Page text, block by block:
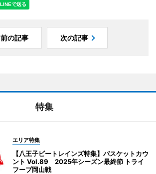
前の記事 次の記事
特集
エリア特集
【八王子ビートレインズ特集】バスケットカウ
ント Vol.89 2025年シーズン最終節 トライ
フープ岡山戦